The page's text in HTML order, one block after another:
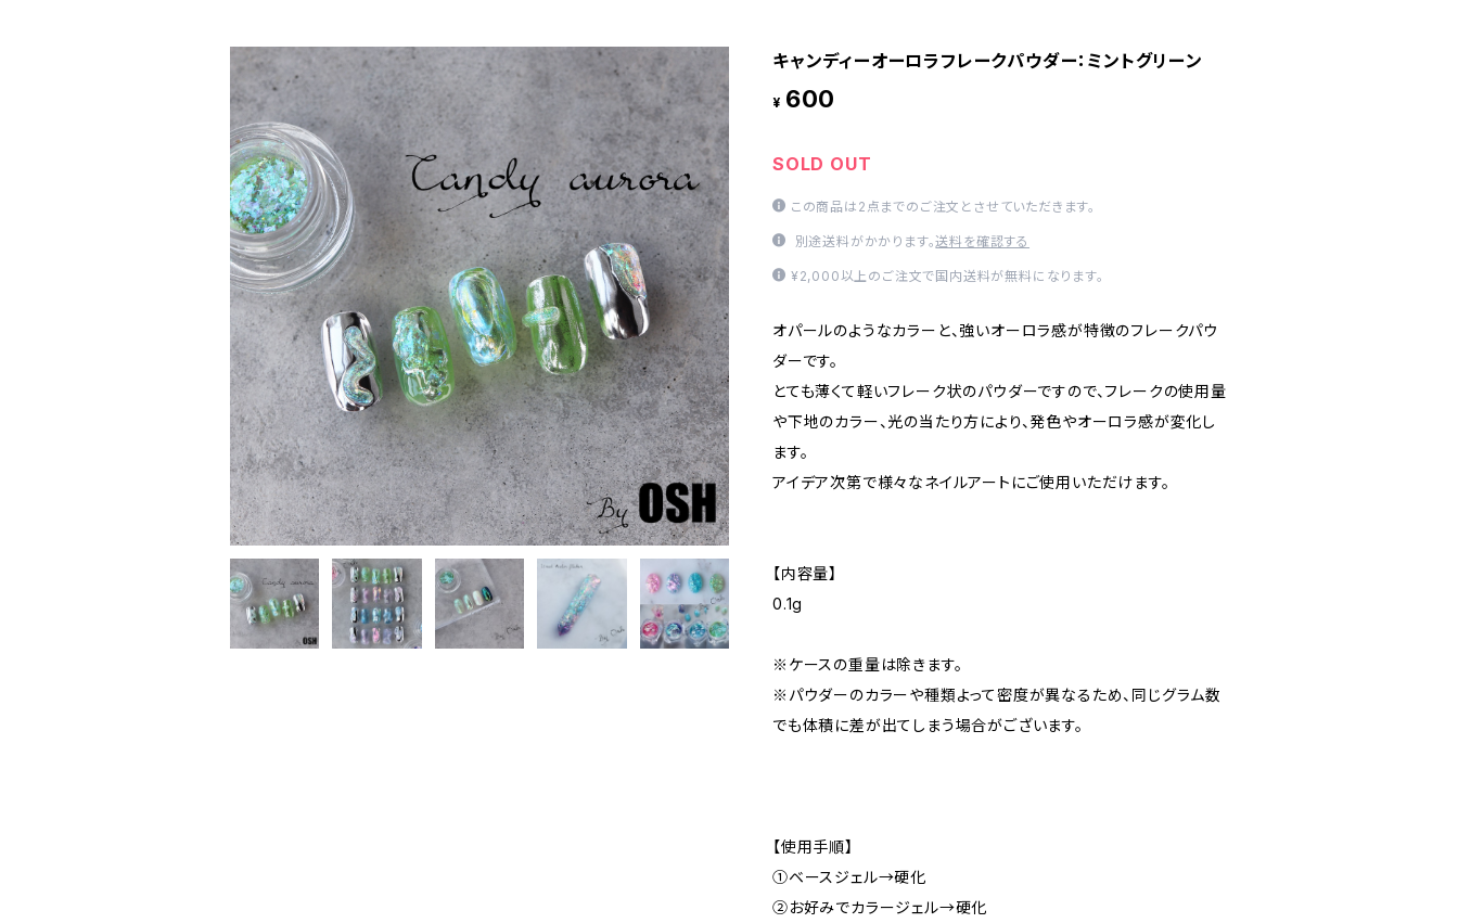
キャンディーオーロラフレークパウダー：ミントグリーン
¥ 600
SOLD OUT
この商品は2点までのご注文とさせていただきます。
別途送料がかかります。送料を確認する
¥2,000以上のご注文で国内送料が無料になります。
オパールのようなカラーと、強いオーロラ感が特徴のフレークパウ
ダーです。
とても薄くて軽いフレーク状のパウダーですので、フレークの使用量
や下地のカラー、光の当たり方により、発色やオーロラ感が変化し
ます。
アイデア次第で様々なネイルアートにご使用いただけます。
【内容量】
0.1g
※ケースの重量は除きます。
※パウダーのカラーや種類よって密度が異なるため、同じグラム数
でも体積に差が出てしまう場合がございます。
【使用手順】
①ベースジェル→硬化
②お好みでカラージェル→硬化